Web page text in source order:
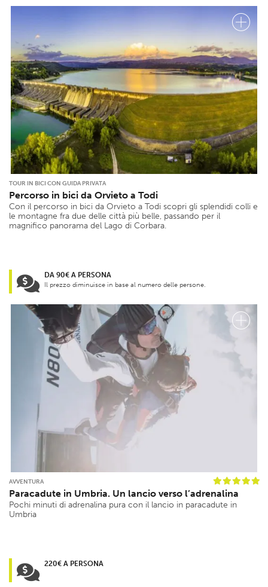
TOUR IN BICI CON GUIDA PRIVATA
Percorso in bici da Orvieto a Todi
Con il percorso in bici da Orvieto a Todi scopri gli splendidi colli e
le montagne fra due delle città più belle, passando per il
magnifico panorama del Lago di Corbara.
DA 90€ A PERSONA
Il prezzo diminuisce in base al numero delle persone.
AVVENTURA
Paracadute in Umbria. Un lancio verso l’adrenalina
Pochi minuti di adrenalina pura con il lancio in paracadute in
Umbria
220€ A PERSONA